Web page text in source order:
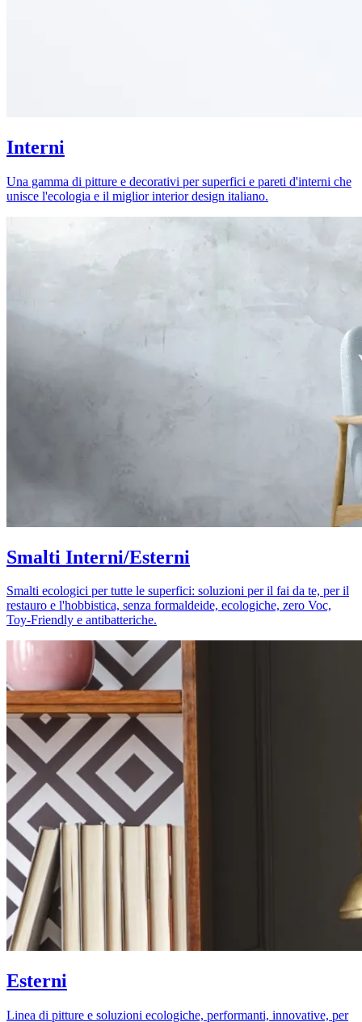
Interni
Una gamma di pitture e decorativi per superfici e pareti d'interni che
unisce l'ecologia e il miglior interior design italiano.
Smalti Interni/Esterni
Smalti ecologici per tutte le superfici: soluzioni per il fai da te, per il
restauro e l'hobbistica, senza formaldeide, ecologiche, zero Voc,
Toy-Friendly e antibatteriche.
Esterni
Linea di pitture e soluzioni ecologiche, performanti, innovative, per